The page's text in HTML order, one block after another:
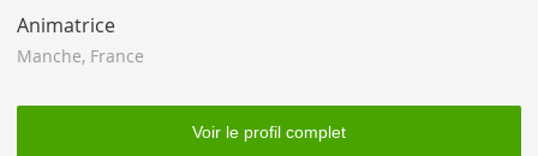
Animatrice
Manche, France
Voir le profil complet